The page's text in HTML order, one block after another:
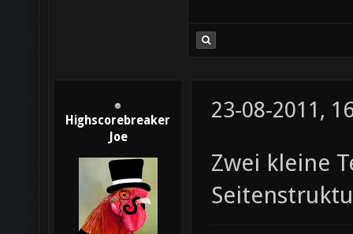
Highscorebreaker
Joe
23-08-2011,
Zwei kleine